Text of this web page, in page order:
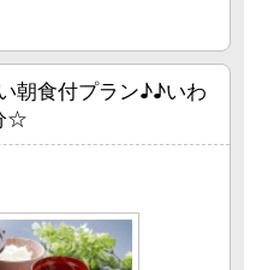
朝食付プラン♪♪いわ
☆